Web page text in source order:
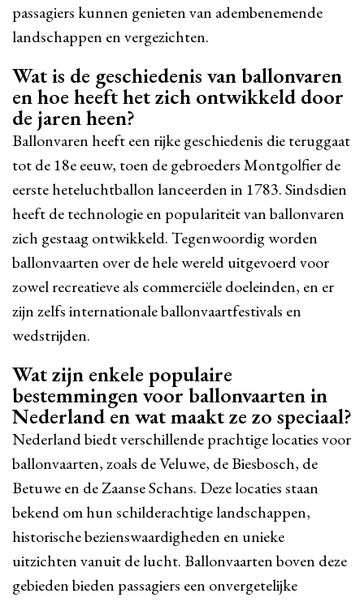
passagiers kunnen genieten van adembenemende
landschappen en vergezichten.
Wat is de geschiedenis van ballonvaren
en hoe heeft het zich ontwikkeld door
de jaren heen?
Ballonvaren heeft een rijke geschiedenis die teruggaat
tot de 18e eeuw, toen de gebroeders Montgolfier de
eerste heteluchtballon lanceerden in 1783. Sindsdien
heeft de technologie en populariteit van ballonvaren
zich gestaag ontwikkeld. Tegenwoordig worden
ballonvaarten over de hele wereld uitgevoerd voor
zowel recreatieve als commerciële doeleinden, en er
zijn zelfs internationale ballonvaartfestivals en
wedstrijden.
Wat zijn enkele populaire
bestemmingen voor ballonvaarten in
Nederland en wat maakt ze zo speciaal?
Nederland biedt verschillende prachtige locaties voor
ballonvaarten, zoals de Veluwe, de Biesbosch, de
Betuwe en de Zaanse Schans. Deze locaties staan
bekend om hun schilderachtige landschappen,
historische bezienswaardigheden en unieke
uitzichten vanuit de lucht. Ballonvaarten boven deze
gebieden bieden passagiers een onvergetelijke